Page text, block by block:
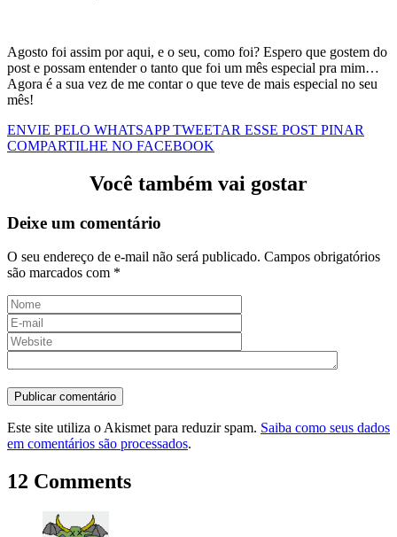
Agosto foi assim por aqui, e o seu, como foi? Espero que gostem do
post e possam entender o tanto que foi um mês especial pra mim…
Agora é a sua vez de me contar o que teve de mais especial no seu
mês!
ENVIE PELO WHATSAPPTWEETAR ESSE POST PINAR
COMPARTILHE NO FACEBOOK
Você também vai gostar
Deixe um comentário
O seu endereço de e-mail não será publicado. Campos obrigatórios
são marcados com *
Este site utiliza o Akismet para reduzir spam. Saiba como seus dados
em comentários são processados.
12 Comments